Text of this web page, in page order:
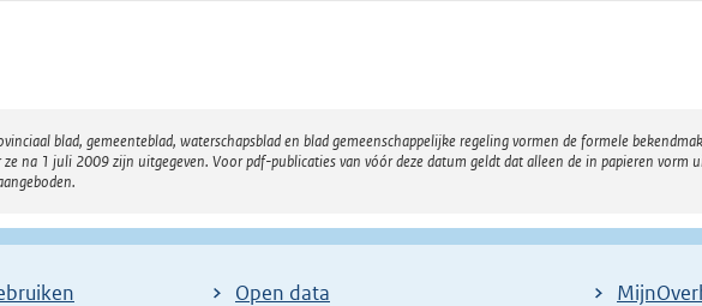
blad, gemeenteblad, waterschapsblad en blad gemeenschappelijke regeling vormen de formele
na 1 juli 2009 zijn uitgegeven. Voor pdf-publicaties van vóór deze datum geldt dat alleen de in papieren vorm
Open data